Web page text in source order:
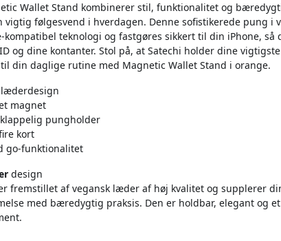
Wallet Stand kombinerer stil, funktionalitet og
vigtig følgesvend i hverdagen. Denne sofistikerede pung i
kompatibel teknologi og fastgøres sikkert til din iPhone,
og dine kontanter. Stol på, at Satechi holder dine
din daglige rutine med Magnetic Wallet Stand i orange.
læderdesign
magnet
pungholder
kort
go-funktionalitet
design
fremstillet af vegansk læder af høj kvalitet og supplerer
med bæredygtig praksis. Den er holdbar, elegant og